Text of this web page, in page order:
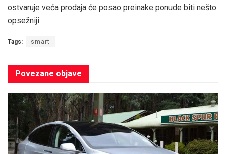
ostvaruje veća prodaja će posao preinake ponude biti nešto
opsežniji.
Tags: smart
Povezane objave